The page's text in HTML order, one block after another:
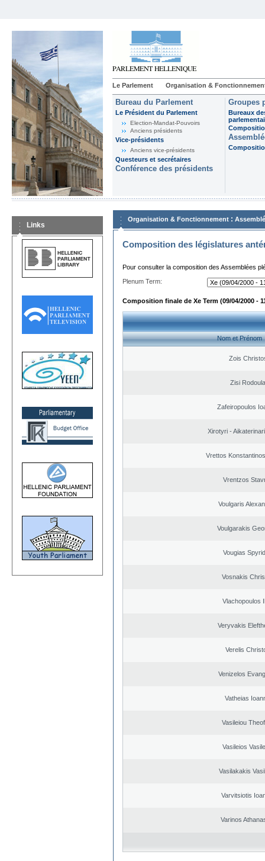
Le Parlement Organisation &
Bureau du Parlement
Le Président du Parlement
Election-Mandat-Pouvoirs
Anciens présidents
Vice-présidents
Anciens vice-présidents
Questeurs et secrétaires
Conférence des présidents
Groupes
Bureaux
Links
Organisation & Fonctionnement :
Composition des législatures
Pour consulter la composition des Assemblées
Plenum Term:
Composition finale de Xe Term (09/04/2000 -
Nom et Prénom
Zois
Zisi Rodoula
Zafeiropoulos
Xirotyri -
Vrettos
Vrentzos
Voulgaris
Voulgarakis
Vougias
Vosnakis
Vlachopoulos
Veryvakis
Verelis
Venizelos
Vatheias
Vasileiou
Vasileios
Vasilakakis
Varvitsiotis
Varinos